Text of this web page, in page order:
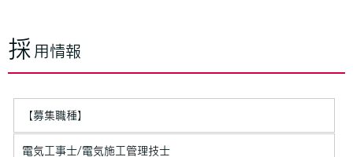
採 用情報
【募集職種】
電気工事士/電気施工管理技士